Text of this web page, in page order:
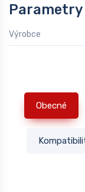
Parametry
Výrobce
Obecné